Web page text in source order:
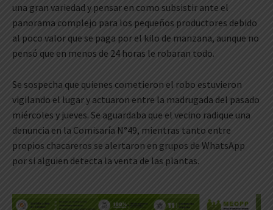
una gran variedad y pensar en como subsistir ante el
panorama complejo para los pequeños productores debido
al poco valor que se paga por el kilo de manzana, aunque no
pensó que en menos de 24 horas le robaran todo.
Se sospecha que quienes cometieron el robo estuvieron
vigilando el lugar y actuaron entre la madrugada del pasado
miércoles y jueves. Se aguardaba que el vecino radique una
denuncia en la Comisaría N°49, mientras tanto entre
propios chacareros se alertaron en grupos de WhatsApp
por si alguien detecta la venta de las plantas.